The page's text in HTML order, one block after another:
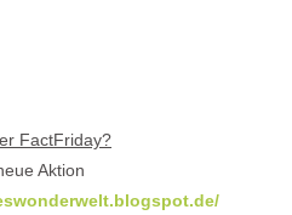
FactFriday?
Aktion